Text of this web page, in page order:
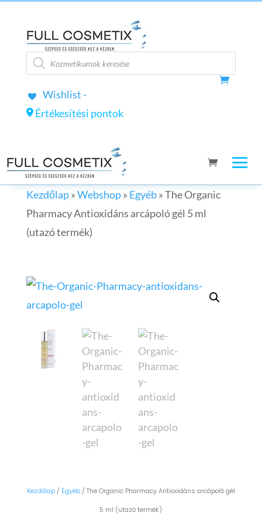
Products
search
Wishlist -
Értékesítési pontok
Kezdőlap»Webshop» Egyéb»The Organic
Pharmacy Antioxidáns arcápoló gél 5 ml
(utazó termék)
Kezdőlap/ Egyéb/ The Organic Pharmacy Antioxidáns arcápoló gél
5 ml (utazó termék)